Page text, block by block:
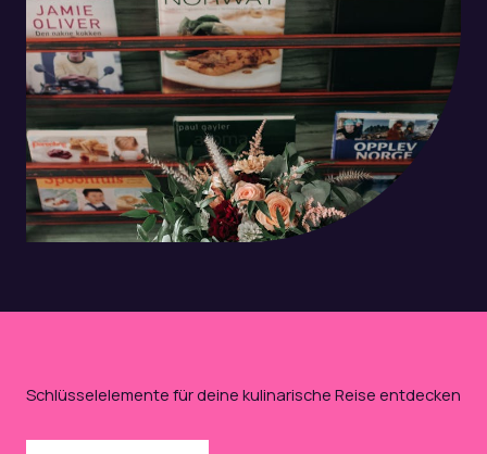
Schlüsselelemente für deine kulinarische Reise entdecken